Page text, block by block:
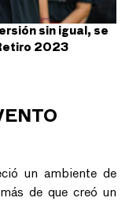
sin igual, se
2023
un ambiente de
de que creó un